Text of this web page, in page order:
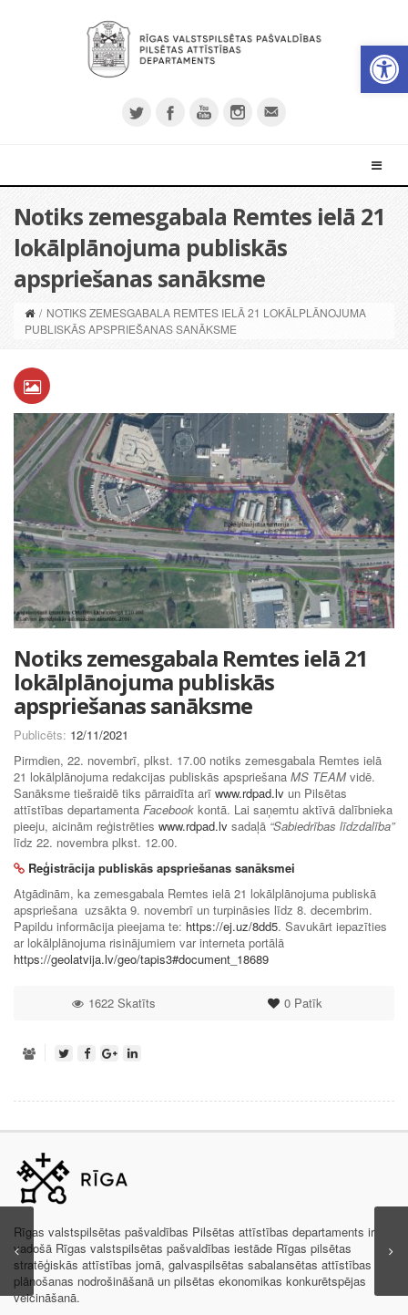
Notiks zemesgabala Remtes ielā 21
lokālplānojuma publiskās
apspriešanas sanāksme
/ NOTIKS ZEMESGABALA REMTES IELĀ 21 LOKĀLPLĀNOJUMA
PUBLISKĀS APSPRIEŠANAS SANĀKSME
Notiks zemesgabala Remtes ielā 21
lokālplānojuma publiskās
apspriešanas sanāksme
Publicēts: 12/11/2021
Pirmdien, 22. novembrī, plkst. 17.00 notiks zemesgabala Remtes ielā
21 lokālplānojuma redakcijas publiskās apspriešana MS TEAM vidē.
Sanāksme tiešraidē tiks pārraidīta arī www.rdpad.lv un Pilsētas
attīstības departamenta Facebook kontā. Lai saņemtu aktīvā dalībnieka
pieeju, aicinām reģistrēties www.rdpad.lv sadaļā “Sabiedrības līdzdalība”
līdz 22. novembra plkst. 12.00.
Reģistrācija publiskās apspriešanas sanāksmei
Atgādinām, ka zemesgabala Remtes ielā 21 lokālplānojuma publiskā
apspriešana uzsākta 9. novembrī un turpināsies līdz 8. decembrim.
Papildu informācija pieejama te: https://ej.uz/8dd5. Savukārt iepazīties
ar lokālplānojuma risinājumiem var interneta portālā
https://geolatvija.lv/geo/tapis3#document_18689
0Patīk
1622 Skatīts
Rīgas valstspilsētas pašvaldības Pilsētas attīstības departaments ir
vadošā Rīgas valstspilsētas pašvaldības iestāde Rīgas pilsētas
stratēģiskās attīstības jomā, galvaspilsētas sabalansētas attīstības
plānošanas nodrošināšanā un pilsētas ekonomikas konkurētspējas
veicināšanā.